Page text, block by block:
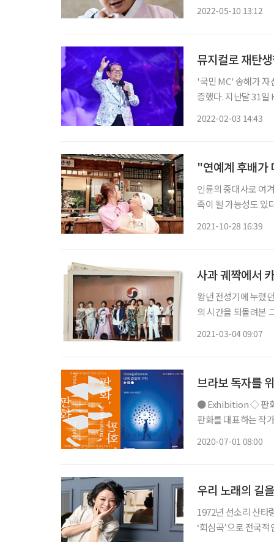
2022-05-10 13:12
뮤지컬로 재탄
'국민 MC' 송해가 자
증했다. 지난달 31일 KBS 2TV에서는 설 기획 프로그램 '여러분 고맙습니다, 송해'가 방송됐
2022-02-03 14:43
"연예계 후배가
인륜의 중대사로 여
족이 될 가능성도 있
2021-10-28 16:39
사과 궤짝에서
왕년 전성기에 누렸던
의 시간을 되돌려본
2021-03-04 09:07
브라보 독자를
● Exhibition ◇ 판화, 판화, 판화 일정 8월 16일까지 장소 국립현대미술관 과천 국내 현대
판화를 대표하는 작
2020-07-01 08:00
우리 노래의 길
1972년 선소리 산타
‘회심곡’으로 전국